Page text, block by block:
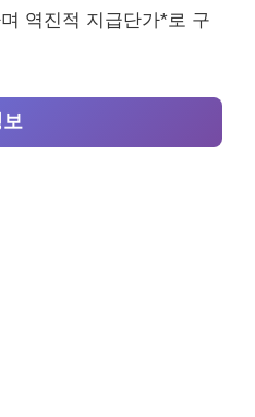
역진적 지급단가*로 구